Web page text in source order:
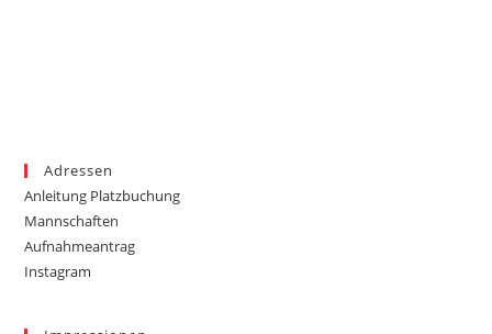
Adressen
Anleitung Platzbuchung
Mannschaften
Aufnahmeantrag
Instagram